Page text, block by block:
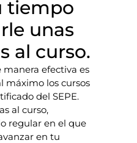
tiempo
unas
al curso.
efectiva es
máximo los cursos
del SEPE.
al curso,
regular en el que
en tu